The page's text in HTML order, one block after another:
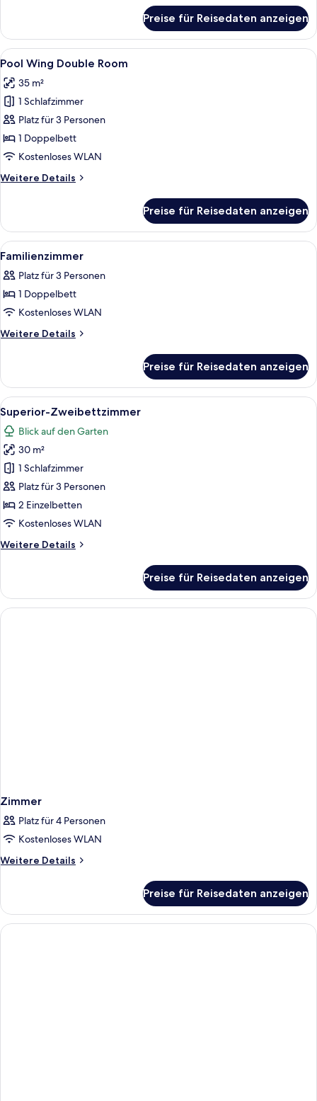
Double
Room
Preise für Reisedaten anzeigen
Alle
Fotos
für
Pool
Wing
Double
Room
Ein Bett mit Holzbettgestell, einem
9
Pool Wing Double Room
35 m²
1 Schlafzimmer
Platz für 3 Personen
1 Doppelbett
Kostenloses WLAN
Weitere Details
Weitere
Wing
Double
Room
Preise für Reisedaten anzeigen
Alle
Fotos
für
Familienzimmer
anzeigen
Ein kleines Hotelzimmer mit
4
Familienzimmer
Platz für 3 Personen
1 Doppelbett
Kostenloses WLAN
Weitere Details
Weitere
Preise für Reisedaten anzeigen
Alle
Fotos
für
Superior-
Zweibettzimmer
anzeigen
Ein Hotelzimmer mit zwei
4
Superior-Zweibettzimmer
Blick auf den Garten
30 m²
1 Schlafzimmer
Platz für 3 Personen
2 Einzelbetten
Kostenloses WLAN
Weitere Details
Weitere
Zweibettzimmer
Preise für Reisedaten anzeigen
Zimmer
Platz für 4 Personen
Kostenloses WLAN
Weitere Details
Weitere
Preise für Reisedaten anzeigen